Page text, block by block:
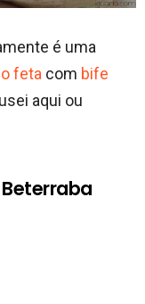
é uma
feta com bife
aqui ou